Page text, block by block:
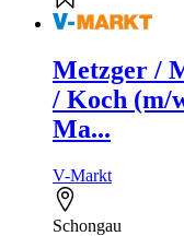
Metzger /
/ Koch (m/
Ma...
V-Markt
Schongau